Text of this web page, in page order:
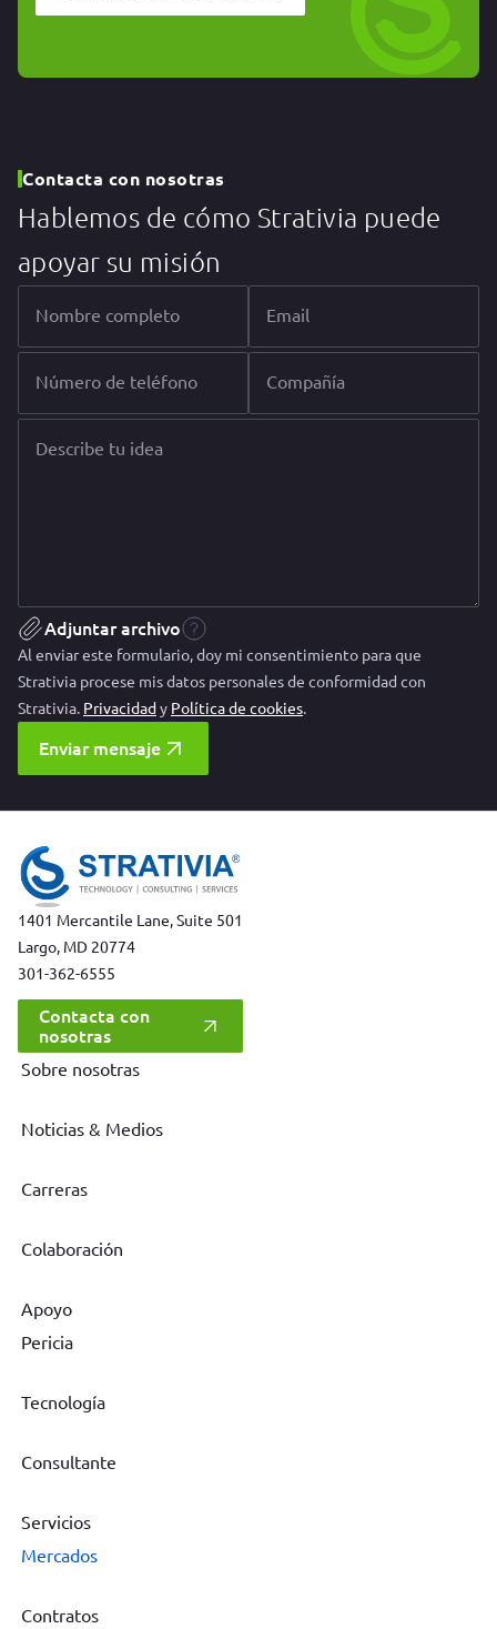
Contacta con nosotras
Hablemos de cómo Strativia puede
apoyar su misión
Nombre completo Email
Número de teléfono Compañía
Describe tu idea
Adjuntar archivo
Al enviar este formulario, doy mi consentimiento para que
Strativia procese mis datos personales de conformidad con
Strativia. Privacidad y Política de cookies.
Enviar mensaje
1401 Mercantile Lane, Suite 501
Largo, MD 20774
301-362-6555
Contacta con
nosotras
Sobre nosotras
Noticias & Medios
Carreras
Colaboración
Apoyo
Pericia
Tecnología
Consultante
Servicios
Mercados
Contratos